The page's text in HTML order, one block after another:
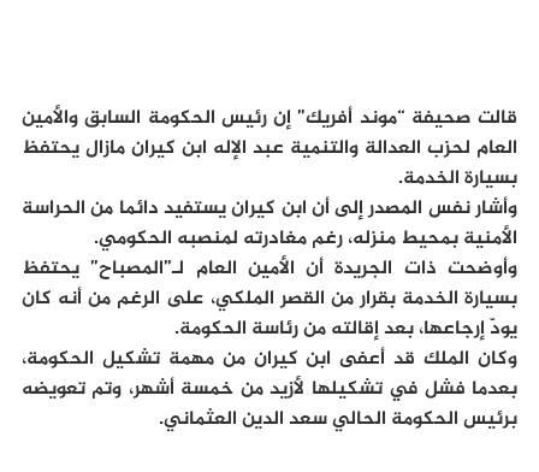
قالت صحيفة “موند أفريك” إن رئيس الحكومة السابق والأمين
العام لحزب العدالة والتنمية عبد الإله ابن كيران مازال يحتفظ
بسيارة الخدمة.
وأشار نفس المصدر إلى أن ابن كيران يستفيد دائما من الحراسة
الأمنية بمحيط منزله، رغم مغادرته لمنصبه الحكومي.
وأوضحت ذات الجريدة أن الأمين العام لـ”المصباح” يحتفظ
بسيارة الخدمة بقرار من القصر الملكي، على الرغم من أنه كان
يودّ إرجاعها، بعد إقالته من رئاسة الحكومة.
وكان الملك قد أعفى ابن كيران من مهمة تشكيل الحكومة،
بعدما فشل في تشكيلها لأزيد من خمسة أشهر، وتم تعويضه
برئيس الحكومة الحالي سعد الدين العثماني.